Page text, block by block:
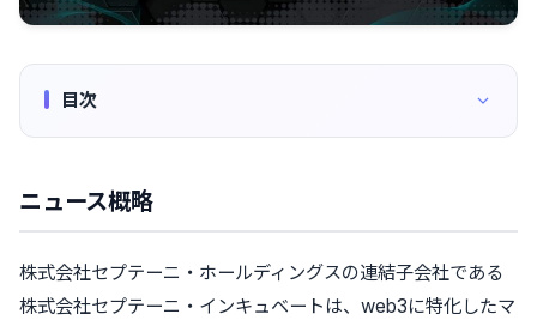
目次
ニュース概略
株式会社セプテーニ・ホールディングスの連結子会社である
株式会社セプテーニ・インキュベートは、web3に特化したマ